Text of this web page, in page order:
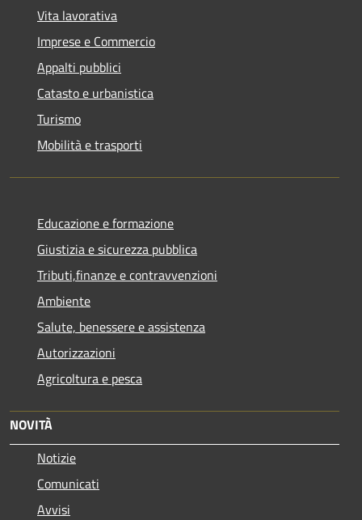
Vita lavorativa
Imprese e Commercio
Appalti pubblici
Catasto e urbanistica
Turismo
Mobilità e trasporti
Educazione e formazione
Giustizia e sicurezza pubblica
Tributi,finanze e contravvenzioni
Ambiente
Salute, benessere e assistenza
Autorizzazioni
Agricoltura e pesca
NOVITÀ
Notizie
Comunicati
Avvisi